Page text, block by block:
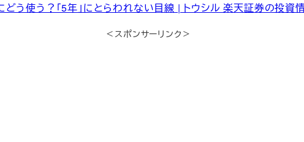
う使う？「5年」にとらわれない目線 | トウシル 楽天証券の投資
＜スポンサーリンク＞